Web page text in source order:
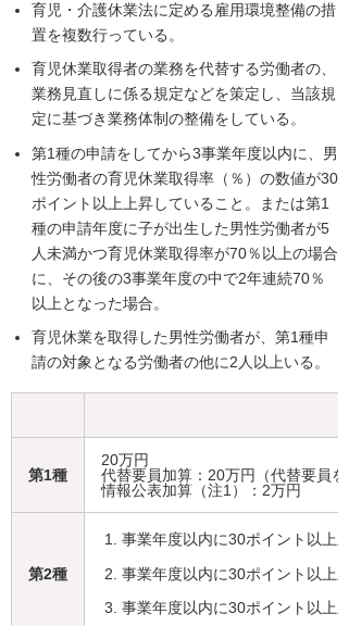
育児・介護休業法に定める雇用環境整備の措
置を複数行っている。
育児休業取得者の業務を代替する労働者の、
業務見直しに係る規定などを策定し、当該規
定に基づき業務体制の整備をしている。
第1種の申請をしてから3事業年度以内に、男
性労働者の育児休業取得率（％）の数値が30
ポイント以上上昇していること。または第1
種の申請年度に子が出生した男性労働者が5
人未満かつ育児休業取得率が70％以上の場合
に、その後の3事業年度の中で2年連続70％
以上となった場合。
育児休業を取得した男性労働者が、第1種申
請の対象となる労働者の他に2人以上いる。
第1種
20万円
代替要員加算：20万円（代替要員
情報公表加算（注1）：2万円
第2種
事業年度以内に30ポイント以上
事業年度以内に30ポイント以上
事業年度以内に30ポイント以上